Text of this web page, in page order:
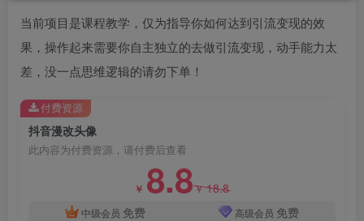
当前项目是课程教学，仅为指导你如何达到引流变现的效
果，操作起来需要你自主独立的去做引流变现，动手能力太
差，没一点思维逻辑的请勿下单！
抖音漫改头像
此内容为付费资源，请付费后查看
￥ 8.8￥18.8
中级会员 免费 高级会员 免费
付费资源